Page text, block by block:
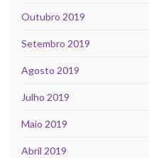
Outubro 2019
Setembro 2019
Agosto 2019
Julho 2019
Maio 2019
Abril 2019